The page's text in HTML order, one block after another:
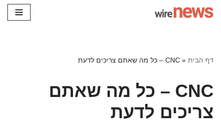
דף הבית » CNC – כל מה שאתם צריכים לדעת
CNC – כל מה שאתם
צריכים לדעת